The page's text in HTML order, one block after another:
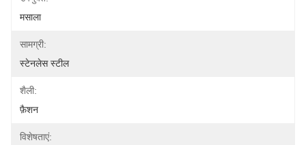
मसाला
सामग्री:
स्टेनलेस स्टील
शैली:
फ़ैशन
विशेषताएं: